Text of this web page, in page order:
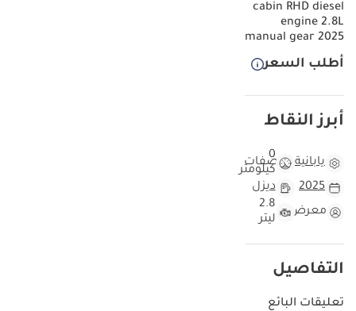
cabin RHD diesel
engine 2.8L
manual gear 2025
أطلب السعر
أبرز النقاط
يابانية مواصفات
0
كيلومتر
2025
ديزل
معرض
2.8
ليتر
التفاصيل
تعليقات البائع